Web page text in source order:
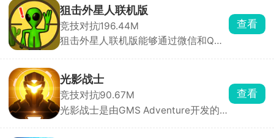
时搭配多台定位迥异的硬核载具，化身
奔波在荒野之中的职业货运司机，核心
任务便是承接各类物资订单，把货物从
起点完好无损运送至目的地。
狙击外星人联机版
竞技对抗196.44M
狙击外星人联机版能够通过微信和QQ
戏，狙击入侵地球并隐藏在各个角落里
的外星生物，在限定时间内找到所有的
外星人，与好友默契配合，共同执行各
种各样的任务。
查看
光影战士
竞技对抗90.67M
光影战士是由GMS Adventure开发的
查看